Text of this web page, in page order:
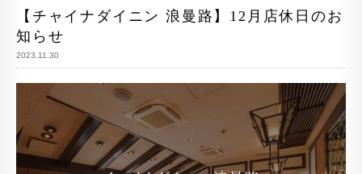
【チャイナダイニン 浪曼路】12月店休日のお
知らせ
2023.11.30